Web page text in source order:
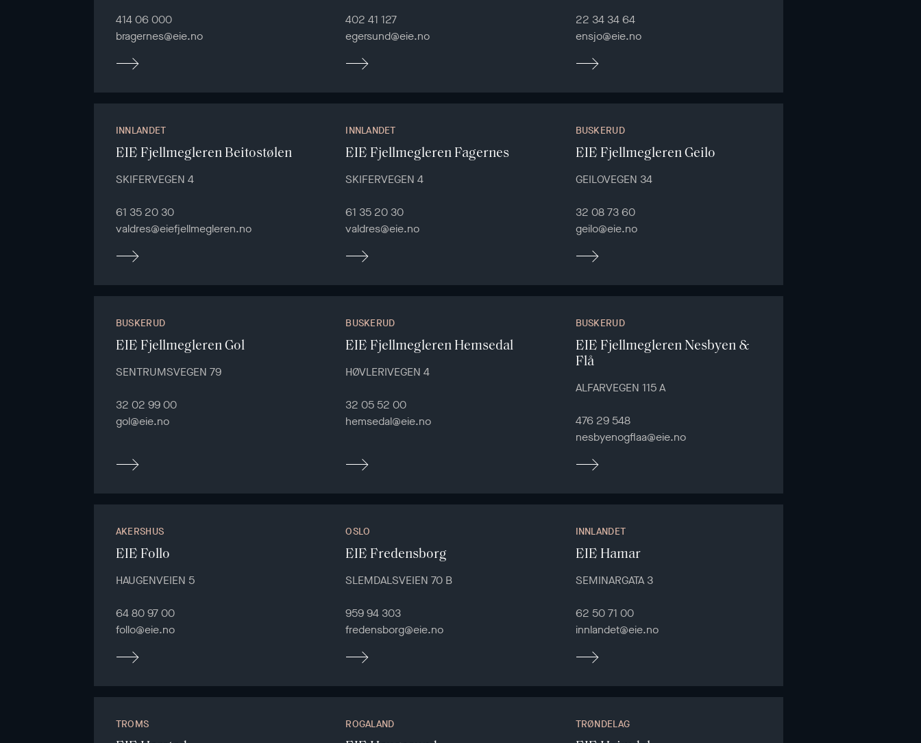
414 06 000
bragernes@eie.no
402 41 127
egersund@eie.no
22 34 34 64
ensjo@eie.no
INNLANDET
EIE Fjellmegleren Beitostølen
SKIFERVEGEN 4
61 35 20 30
valdres@eiefjellmegleren.no
INNLANDET
EIE Fjellmegleren Fagernes
SKIFERVEGEN 4
61 35 20 30
valdres@eie.no
BUSKERUD
EIE Fjellmegleren Geilo
GEILOVEGEN 34
32 08 73 60
geilo@eie.no
BUSKERUD
EIE Fjellmegleren Gol
SENTRUMSVEGEN 79
32 02 99 00
gol@eie.no
BUSKERUD
EIE Fjellmegleren Hemsedal
HØVLERIVEGEN 4
32 05 52 00
hemsedal@eie.no
BUSKERUD
EIE Fjellmegleren Nesbyen &
Flå
ALFARVEGEN 115 A
476 29 548
nesbyenogflaa@eie.no
AKERSHUS
EIE Follo
HAUGENVEIEN 5
64 80 97 00
follo@eie.no
OSLO
EIE Fredensborg
SLEMDALSVEIEN 70 B
959 94 303
fredensborg@eie.no
INNLANDET
EIE Hamar
SEMINARGATA 3
62 50 71 00
innlandet@eie.no
TROMS ROGALAND TRØNDELAG